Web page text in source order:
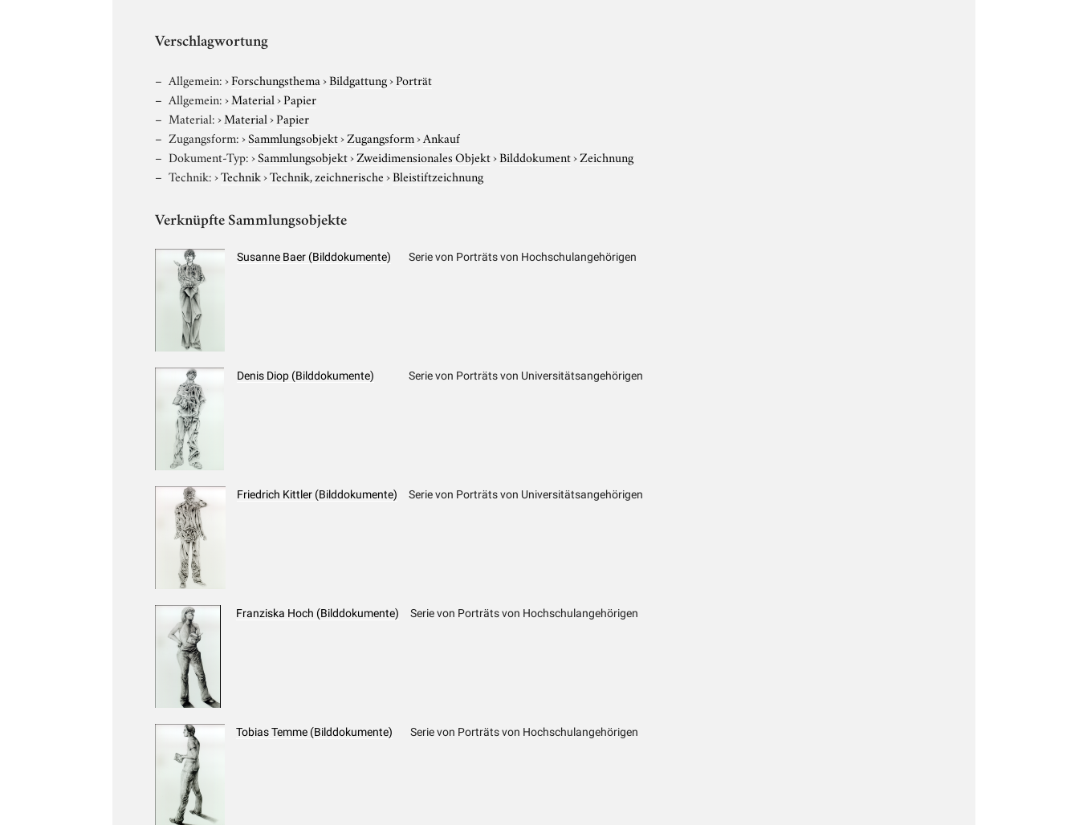
Verschlagwortung
Allgemein:›Forschungsthema›Bildgattung›Porträt
Allgemein:›Material›Papier
Material:›Material›Papier
Zugangsform:›Sammlungsobjekt›Zugangsform›Ankauf
Dokument-Typ:›Sammlungsobjekt›Zweidimensionales Objekt›Bilddokument›Zeichnung
Technik:›Technik›Technik, zeichnerische›Bleistiftzeichnung
Verknüpfte Sammlungsobjekte
Susanne Baer (Bilddokumente) Serie von Porträts von Hochschulangehörigen
Denis Diop (Bilddokumente) Serie von Porträts von Universitätsangehörigen
Friedrich Kittler (Bilddokumente) Serie von Porträts von Universitätsangehörigen
Franziska Hoch (Bilddokumente) Serie von Porträts von Hochschulangehörigen
Tobias Temme (Bilddokumente) Serie von Porträts von Hochschulangehörigen